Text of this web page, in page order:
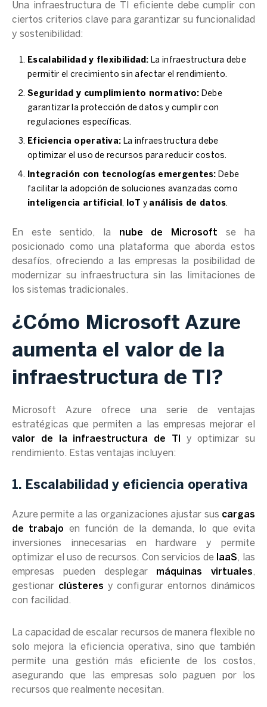
Una infraestructura de TI eficiente debe cumplir con
ciertos criterios clave para garantizar su funcionalidad
y sostenibilidad:
Escalabilidad y flexibilidad: La infraestructura debe
permitir el crecimiento sin afectar el rendimiento.
Seguridad y cumplimiento normativo: Debe
garantizar la protección de datos y cumplir con
regulaciones específicas.
Eficiencia operativa: La infraestructura debe
optimizar el uso de recursos para reducir costos.
Integración con tecnologías emergentes: Debe
facilitar la adopción de soluciones avanzadas como
inteligencia artificial , IoT y análisis de datos.
En este sentido, la nube de Microsoft se ha
posicionado como una plataforma que aborda estos
desafíos, ofreciendo a las empresas la posibilidad de
modernizar su infraestructura sin las limitaciones de
los sistemas tradicionales.
¿Cómo Microsoft Azure
aumenta el valor de la
infraestructura de TI?
Microsoft Azure ofrece una serie de ventajas
estratégicas que permiten a las empresas mejorar el
valor de la infraestructura de TI
y optimizar su
rendimiento. Estas ventajas incluyen:
1. Escalabilidad y eficiencia operativa
Azure permite a las organizaciones ajustar sus cargas
de trabajo en función de la demanda, lo que evita
inversiones innecesarias en hardware y permite
optimizar el uso de recursos. Con servicios de IaaS, las
empresas pueden desplegar máquinas virtuales,
gestionar clústeres y configurar entornos dinámicos
con facilidad.
La capacidad de escalar recursos de manera flexible no
solo mejora la eficiencia operativa, sino que también
permite una gestión más eficiente de los costos,
asegurando que las empresas solo paguen por los
recursos que realmente necesitan.